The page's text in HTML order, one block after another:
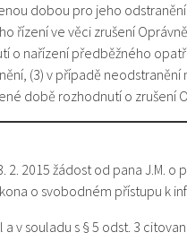
dobou pro jeho
řízení ve věci zrušení
o nařízení předběžného
(3) v případě neodstranění
době rozhodnutí o zrušení
2. 2015 žádost od pana J.M. o
o svobodném přístupu k
a v souladu s § 5 odst. 3